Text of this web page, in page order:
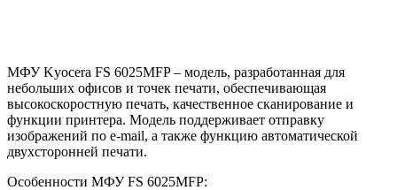
МФУ Kyocera FS 6025MFP – модель, разработанная для
небольших офисов и точек печати, обеспечивающая
высокоскоростную печать, качественное сканирование и
функции принтера. Модель поддерживает отправку
изображений по e-mail, а также функцию автоматической
двухсторонней печати.
Особенности МФУ FS 6025MFP: